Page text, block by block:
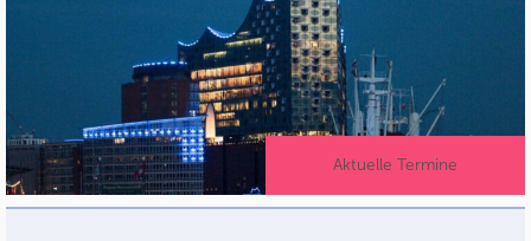
Aktuelle Termine